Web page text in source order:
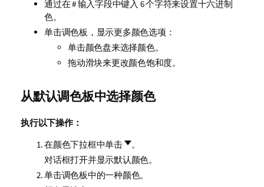
通过在#输入字段中键入 6 个字符来设置十六进制
色。
单击调色板，显示更多颜色选项：
单击颜色盘来选择颜色。
拖动滑块来更改颜色饱和度。
从默认调色板中选择颜色
执行以下操作：
在颜色下拉框中单击
。
对话框打开并显示默认颜色。
单击调色板中的一种颜色。